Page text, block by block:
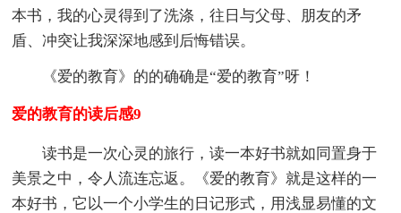
本书，我的心灵得到了洗涤，往日与父母、朋友的矛
盾、冲突让我深深地感到后悔错误。
《爱的教育》的的确确是“爱的教育”呀！
爱的教育的读后感9
读书是一次心灵的旅行，读一本好书就如同置身于
美景之中，令人流连忘返。《爱的教育》就是这样的一
本好书，它以一个小学生的日记形式，用浅显易懂的文